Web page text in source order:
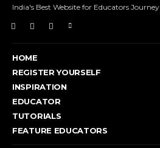
India's Best Website for Educators Journey
HOME
REGISTER YOURSELF
INSPIRATION
EDUCATOR
TUTORIALS
FEATURE EDUCATORS